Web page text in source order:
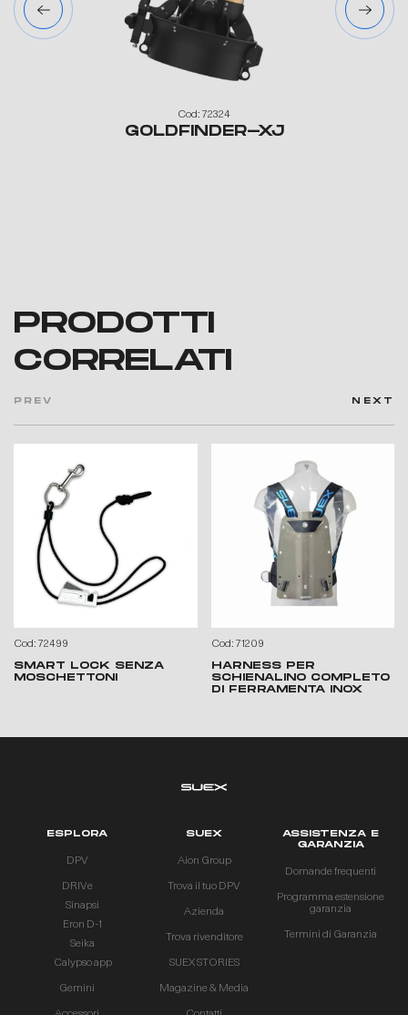
Cod: 72324
GOLDFINDER-XJ
PRODOTTI
CORRELATI
PREV NEXT
Cod: 72499
SMART LOCK SENZA
MOSCHETTONI
Cod: 71209
HARNESS PER
SCHIENALINO COMPLETO
DI FERRAMENTA INOX
ESPLORA
DPV
DRIVe
Sinapsi
Eron D-1
Seika
Calypso app
Gemini
SUEX
Aion Group
Trova il tuo DPV
Azienda
Trova rivenditore
SUEX STORIES
Magazine & Media
ASSISTENZA E
GARANZIA
Domande frequenti
Programma estensione
garanzia
Termini di Garanzia